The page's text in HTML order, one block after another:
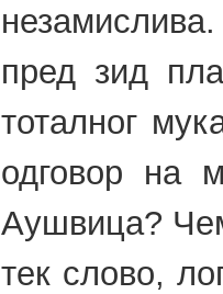
пред зид
тоталног
одговор на
Аушвица?
тек слово,